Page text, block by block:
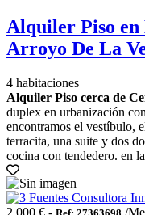
Alquiler Piso en
Arroyo De La
4 habitaciones
Alquiler Piso cerca de
duplex en urbanización
encontramos el vestíbulo,
terracita, una suite y dos
cocina con tendedero. en
2.000 € - /